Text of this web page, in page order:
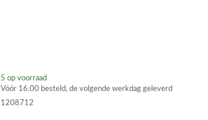
5 op voorraad
Vóór 16.00 besteld, de volgende werkdag geleverd
1208712